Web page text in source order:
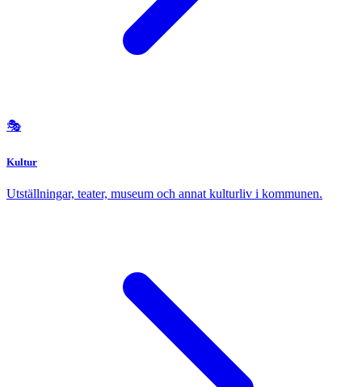
🎭
Kultur
Utställningar, teater, museum och annat kulturliv i kommunen.